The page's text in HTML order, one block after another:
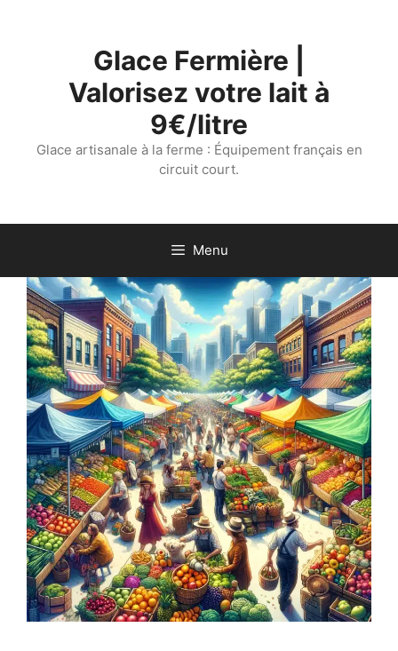
Glace Fermière |
Valorisez votre lait à
9€/litre
Glace artisanale à la ferme : Équipement français en
circuit court.
Menu